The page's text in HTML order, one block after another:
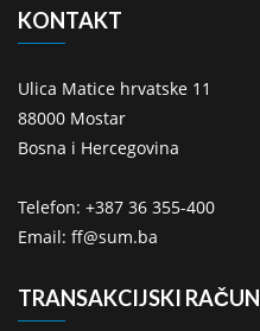
KONTAKT
Ulica Matice hrvatske 11
88000 Mostar
Bosna i Hercegovina
Telefon: +387 36 355-400
Email: ff@sum.ba
TRANSAKCIJSKI RAČUN